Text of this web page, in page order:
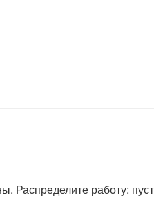
Распределите работу: